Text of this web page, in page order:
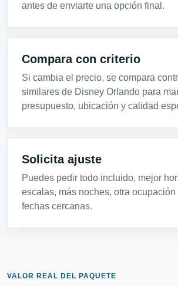
antes de enviarte una opción final.
Compara con criterio
Si cambia el precio, se compara
similares de Disney Orlando para
presupuesto, ubicación y calidad
Solicita ajuste
Puedes pedir todo incluido, mejor
escalas, más noches, otra
fechas cercanas.
VALOR REAL DEL PAQUETE